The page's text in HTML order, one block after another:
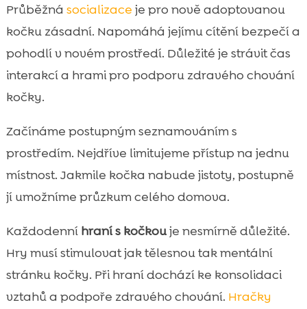
Průběžná socializace je pro nově adoptovanou
kočku zásadní. Napomáhá jejímu cítění bezpečí a
pohodlí v novém prostředí. Důležité je strávit čas
interakcí a hrami pro podporu zdravého chování
kočky.
Začínáme postupným seznamováním s
prostředím. Nejdříve limitujeme přístup na jednu
místnost. Jakmile kočka nabude jistoty, postupně
jí umožníme průzkum celého domova.
Každodenní hraní s kočkouje nesmírně důležité.
Hry musí stimulovat jak tělesnou tak mentální
stránku kočky. Při hraní dochází ke konsolidaci
vztahů a podpoře zdravého chování. Hračky